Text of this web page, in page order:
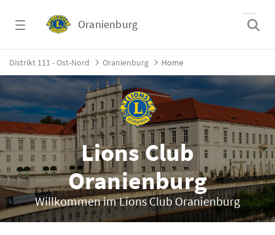
Oranienburg
Home - Oranienburg
Distrikt 111 - Ost-Nord Oranienburg Home
Lions Club
Oranienburg
Willkommen im Lions Club Oranienburg